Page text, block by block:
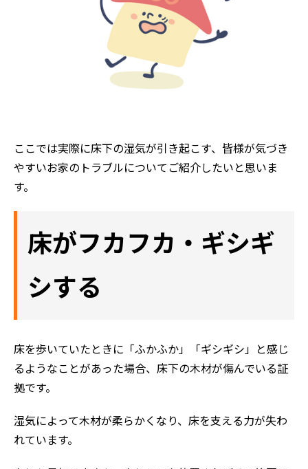
ここでは実際に床下の湿気が引き起こす、皆様が気づき
やすいお家のトラブルについてご紹介したいと思いま
す。
床がフカフカ・ギシギ
シする
床を歩いていたときに「ふかふか」「ギシギシ」と感じ
るようなことがあった場合、床下の木材が傷んでいる証
拠です。
湿気によって木材が柔らかくなり、床を支える力が失わ
れています。